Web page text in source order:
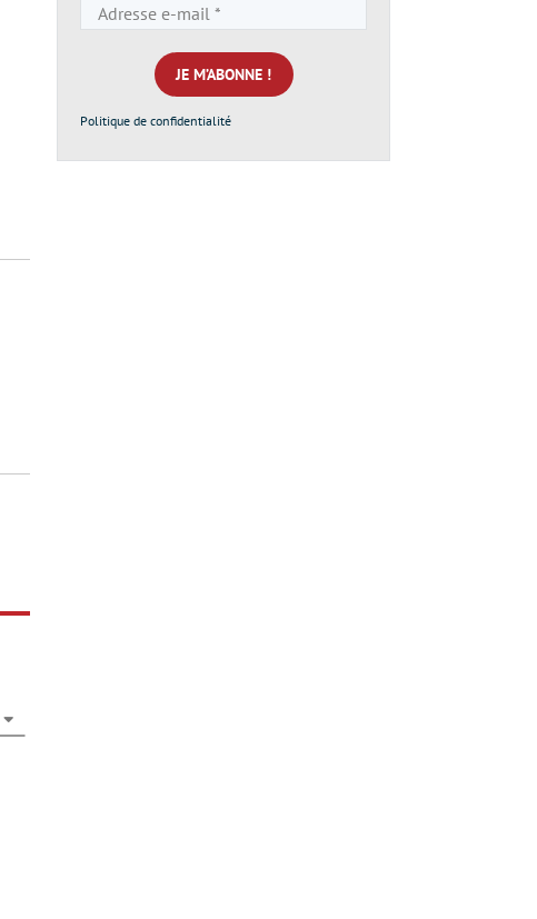
e-
mail
*
Politique de confidentialité